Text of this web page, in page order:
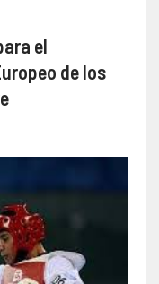
el
de los